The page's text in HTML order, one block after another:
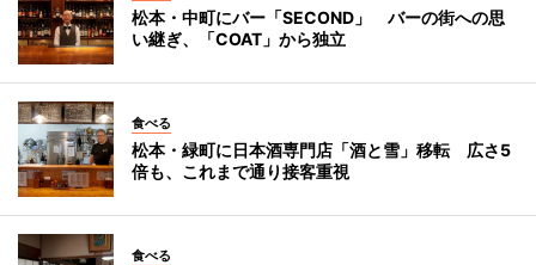
松本・中町にバー「SECOND」 バーの街への思
い継ぎ、「COAT」から独立
食べる
松本・緑町に日本酒専門店「酒と雪」移転 広さ5
倍も、これまで通り接客重視
食べる